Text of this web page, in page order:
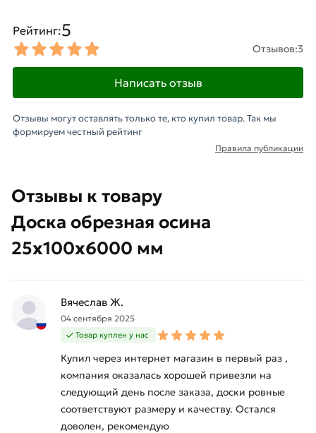
Отзывы к товару
Доска обрезная осина
25х100х6000 мм
Вячеслав Ж.
04 сентября 2025
Товар куплен у нас
Купил через интернет магазин в первый раз ,
компания оказалась хорошей привезли на
следующий день после заказа, доски ровные
соответствуют размеру и качеству. Остался
доволен, рекомендую
Рейтинг:5
Отзывов:3
Написать отзыв
Отзывы могут оставлять только те, кто купил товар. Так мы
формируем честный рейтинг
Правила публикации